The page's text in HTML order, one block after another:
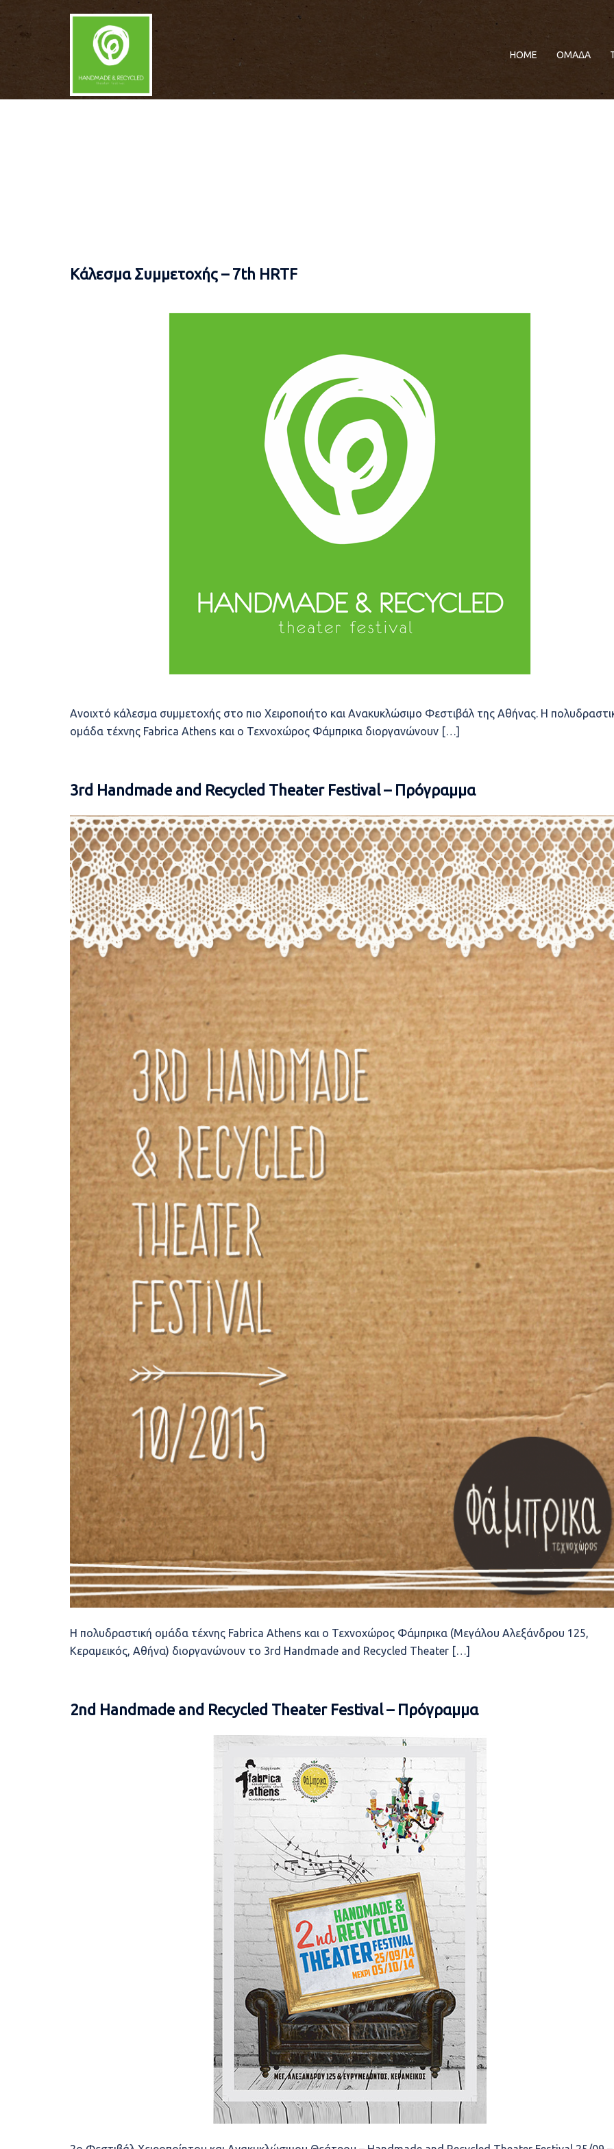
HOME ΟΜΑΔΑ
Κάλεσμα Συμμετοχής – 7th HRTF
Ανοιχτό κάλεσμα συμμετοχής στο πιο Χειροποιήτο και Ανακυκλώσιμο Φεστιβάλ της Αθήνας. Η
ομάδα τέχνης Fabrica Athens και ο Τεχνοχώρος Φάμπρικα διοργανώνουν […]
3rd Handmade and Recycled Theater Festival – Πρόγραμμα
Η πολυδραστική ομάδα τέχνης Fabrica Athens και ο Τεχνοχώρος Φάμπρικα (Μεγάλου Αλεξάνδρου 125,
Κεραμεικός, Αθήνα) διοργανώνουν το 3rd Handmade and Recycled Theater […]
2nd Handmade and Recycled Theater Festival – Πρόγραμμα